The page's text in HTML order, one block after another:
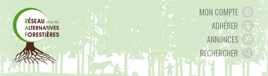
MON COMPTE
ADHÉRER
ANNONCES
RECHERCHER